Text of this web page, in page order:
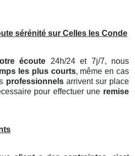
sérénité sur Celles les Conde
écoute 24h/24 et 7j/7, nous
les plus courts, même en cas
professionnelsarrivent sur place
pour effectuer une remise